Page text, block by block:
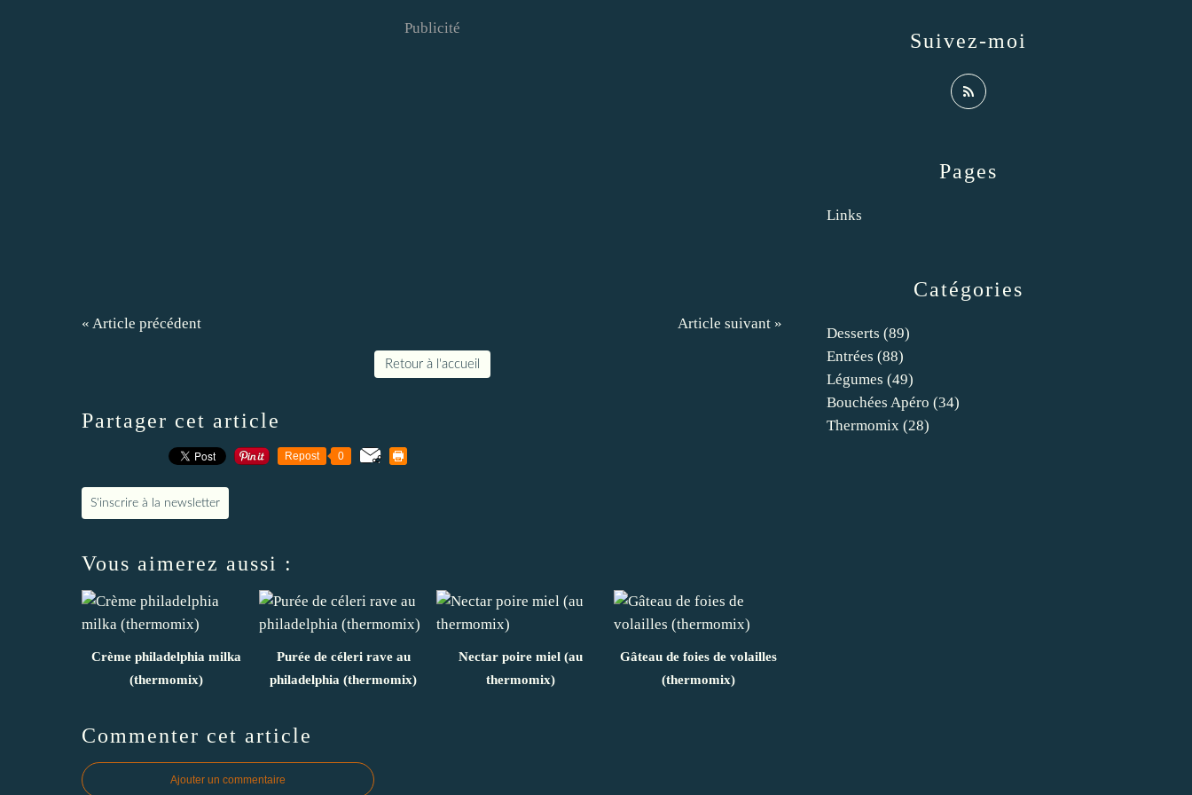
Publicité
« Article précédent Article suivant »
Retour à l'accueil
Partager cet article
Repost 0
S'inscrire à la newsletter
Vous aimerez aussi :
Crème philadelphia milka
(thermomix)
Purée de céleri rave au
philadelphia (thermomix)
Nectar poire miel (au
thermomix)
Gâteau de foies de volailles
(thermomix)
Commenter cet article
Ajouter un commentaire
Catégories
Desserts (89)
Entrées (88)
Légumes (49)
Bouchées Apéro (34)
Thermomix (28)
Pages
Links
Suivez-moi